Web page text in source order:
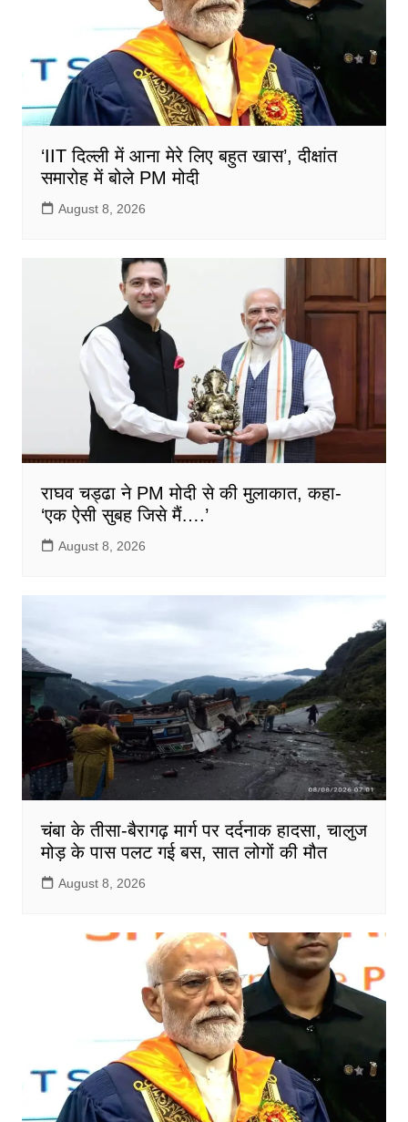
‘IIT दिल्ली में आना मेरे लिए बहुत खास’, दीक्षांत
समारोह में बोले PM मोदी
August 8, 2026
राघव चड्ढा ने PM मोदी से की मुलाकात, कहा-
‘एक ऐसी सुबह जिसे मैं….’
August 8, 2026
चंबा के तीसा-बैरागढ़ मार्ग पर दर्दनाक हादसा, चालुज
मोड़ के पास पलट गई बस, सात लोगों की मौत
August 8, 2026